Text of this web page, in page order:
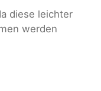
diese leichter
werden